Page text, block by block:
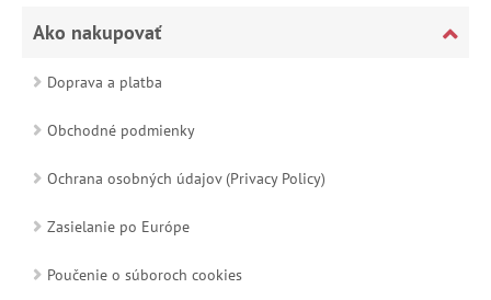
Ako nakupovať
Doprava a platba
Obchodné podmienky
Ochrana osobných údajov (Privacy Policy)
Zasielanie po Európe
Poučenie o súboroch cookies